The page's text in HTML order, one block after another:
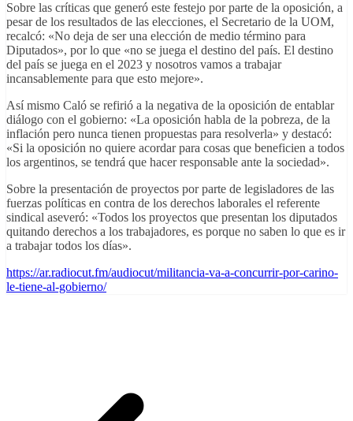
Sobre las críticas que generó este festejo por parte de la oposición, a
pesar de los resultados de las elecciones, el Secretario de la UOM,
recalcó: «No deja de ser una elección de medio término para
Diputados», por lo que «no se juega el destino del país. El destino
del país se juega en el 2023 y nosotros vamos a trabajar
incansablemente para que esto mejore».
Así mismo Caló se refirió a la negativa de la oposición de entablar
diálogo con el gobierno: «La oposición habla de la pobreza, de la
inflación pero nunca tienen propuestas para resolverla» y destacó:
«Si la oposición no quiere acordar para cosas que beneficien a todos
los argentinos, se tendrá que hacer responsable ante la sociedad».
Sobre la presentación de proyectos por parte de legisladores de las
fuerzas políticas en contra de los derechos laborales el referente
sindical aseveró: «Todos los proyectos que presentan los diputados
quitando derechos a los trabajadores, es porque no saben lo que es ir
a trabajar todos los días».
https://ar.radiocut.fm/audiocut/militancia-va-a-concurrir-por-carino-
le-tiene-al-gobierno/